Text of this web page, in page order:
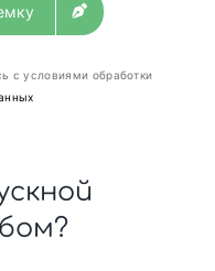
с условиями обработки